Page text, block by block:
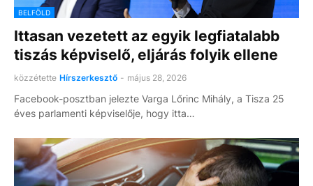
BELFÖLD
Ittasan vezetett az egyik legfiatalabb
tiszás képviselő, eljárás folyik ellene
közzétette Hírszerkesztő - május 28, 2026
Facebook-posztban jelezte Varga Lőrinc Mihály, a Tisza 25
éves parlamenti képviselője, hogy itta…